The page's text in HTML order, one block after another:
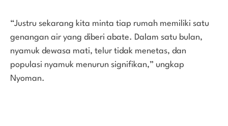
“Justru sekarang kita minta tiap rumah memiliki satu
genangan air yang diberi abate. Dalam satu bulan,
nyamuk dewasa mati, telur tidak menetas, dan
populasi nyamuk menurun signifikan,” ungkap
Nyoman.